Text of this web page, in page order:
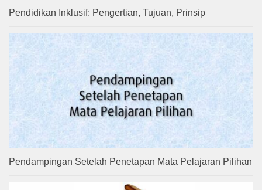
Pendidikan Inklusif: Pengertian, Tujuan, Prinsip
Pendampingan Setelah Penetapan Mata Pelajaran Pilihan